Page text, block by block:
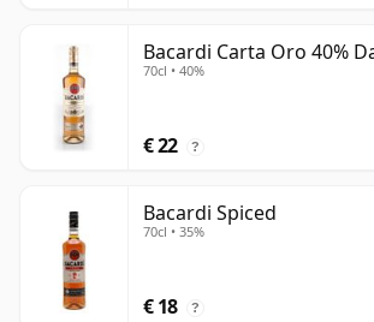
Bacardi Carta Oro 40%
70cl • 40%
€ 22 ?
Bacardi Spiced
70cl • 35%
€ 18 ?